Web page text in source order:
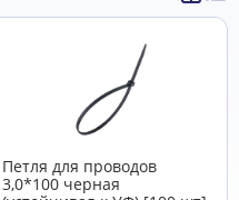
Петля для проводов
3,0*100 черная